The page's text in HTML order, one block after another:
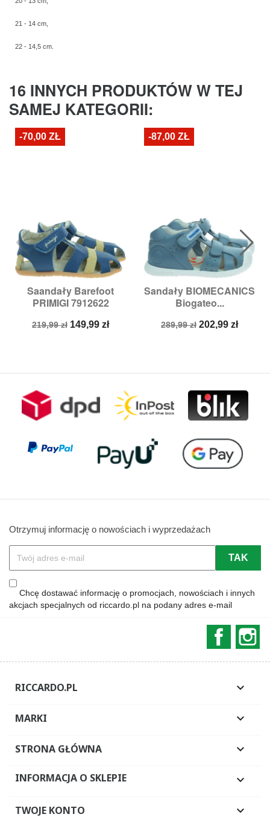
21 - 14 cm,
22 - 14,5 cm.
16 INNYCH PRODUKTÓW W TEJ
SAMEJ KATEGORII:
Saandały Barefoot
PRIMIGI 7912622
Cena
219,99 zł Cena
149,99 zł
-70,00 ZŁ
Sandały BIOMECANICS
Biogateo...
Cena
289,99 zł Cena
202,99 zł
-87,00 ZŁ
Otrzymuj informację o nowościach i wyprzedażach
Chcę dostawać informację o promocjach, nowościach i innych
akcjach specjalnych od riccardo.pl na podany adres e-mail
RICCARDO.PL 
MARKI 
STRONA GŁÓWNA 
INFORMACJA O SKLEPIE 
TWOJE KONTO 